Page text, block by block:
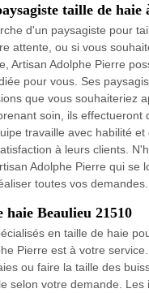
taille de haie
d'un paysagiste pour
attente, ou si vous
Artisan Adolphe Pierre
pour vous. Ses
que vous souhaiteriez
soin, ils effectueront
travaille avec habilité et
à leurs clients.
Adolphe Pierre qui se
toutes vos demandes.
Beaulieu 21510
en taille de haie
Pierre est à votre
ou faire la taille des
selon votre demande. Les